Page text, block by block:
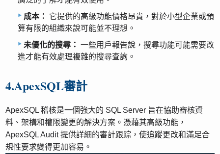
成本：
它提供的高級功能價格昂貴，對於小型企業或預
算有限的組織來說可能並不理想。
未優化的搜尋： 一些用戶報告說，搜尋功能可能需要改
進才能有效處理複雜的搜尋查詢。
4.ApexSQL審計
ApexSQL 稽核是一個強大的 SQL Server 旨在協助審核資
料、架構和權限變更的解決方案。憑藉其高級功能，
ApexSQL Audit 提供詳細的審計跟踪，使追蹤更改和滿足合
規性要求變得更加容易。